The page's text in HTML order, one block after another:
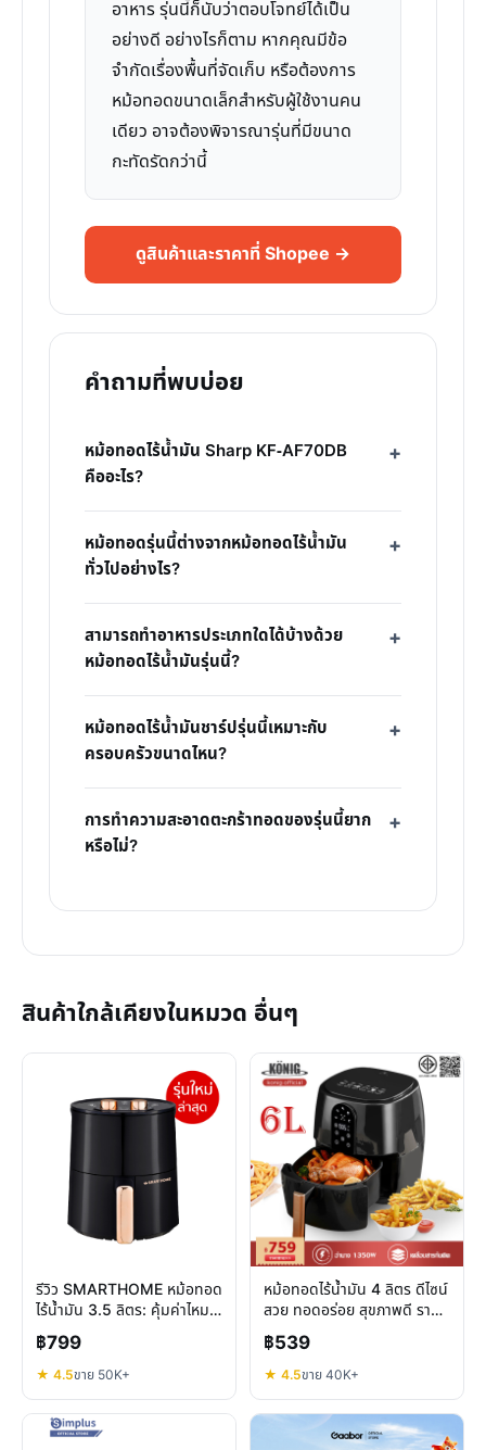
อาหาร รุ่นนี้ก็นับว่าตอบโจทย์ได้เป็น
อย่างดี อย่างไรก็ตาม หากคุณมีข้อ
จำกัดเรื่องพื้นที่จัดเก็บ หรือต้องการ
หม้อทอดขนาดเล็กสำหรับผู้ใช้งานคน
เดียว อาจต้องพิจารณารุ่นที่มีขนาด
กะทัดรัดกว่านี้
ดูสินค้าและราคาที่ Shopee →
คำถามที่พบบ่อย
หม้อทอดไร้น้ำมัน Sharp KF-AF70DB
คืออะไร?
หม้อทอดรุ่นนี้ต่างจากหม้อทอดไร้น้ำมัน
ทั่วไปอย่างไร?
สามารถทำอาหารประเภทใดได้บ้างด้วย
หม้อทอดไร้น้ำมันรุ่นนี้?
หม้อทอดไร้น้ำมันชาร์ปรุ่นนี้เหมาะกับ
ครอบครัวขนาดไหน?
การทำความสะอาดตะกร้าทอดของรุ่นนี้ยาก
หรือไม่?
สินค้าใกล้เคียงในหมวด อื่นๆ
รีวิว SMARTHOME หม้อทอด
ไร้น้ำมัน 3.5 ลิตร: คุ้มค่าไหม
สำหรับครัวยุคใหม่
฿799
★ 4.5ขาย 50K+
หม้อทอดไร้น้ำมัน 4 ลิตร ดีไซน์
สวย ทอดอร่อย สุขภาพดี ราคา
คุ้มค่า
฿539
★ 4.5ขาย 40K+